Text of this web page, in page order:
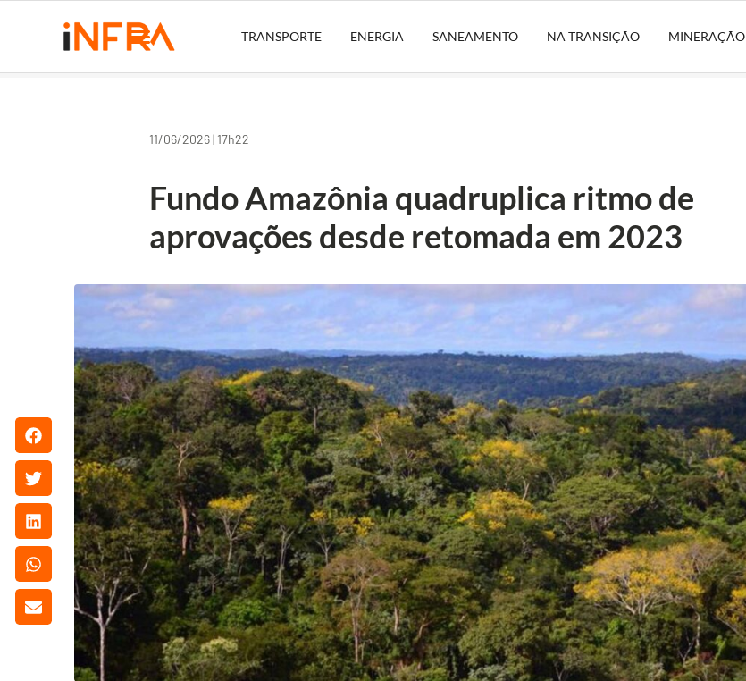
TRANSPORTE ENERGIA SANEAMENTO NA TRANSIÇÃO MINERAÇÃO
11/06/2026 | 17h22
Fundo Amazônia quadruplica ritmo de
aprovações desde retomada em 2023